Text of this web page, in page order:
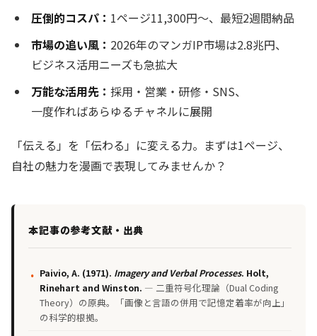
圧倒的コスパ： 1ページ11,300円〜、最短2週間納品
市場の追い風： 2026年のマンガIP市場は2.8兆円、
ビジネス活用ニーズも急拡大
万能な活用先： 採用・営業・研修・SNS、
一度作ればあらゆるチャネルに展開
「伝える」を「伝わる」に変える力。まずは1ページ、
自社の魅力を漫画で表現してみませんか？
本記事の参考文献・出典
Paivio, A. (1971). Imagery and Verbal Processes. Holt,
Rinehart and Winston. — 二重符号化理論（Dual Coding
Theory）の原典。「画像と言語の併用で記憶定着率が向上」
の科学的根拠。